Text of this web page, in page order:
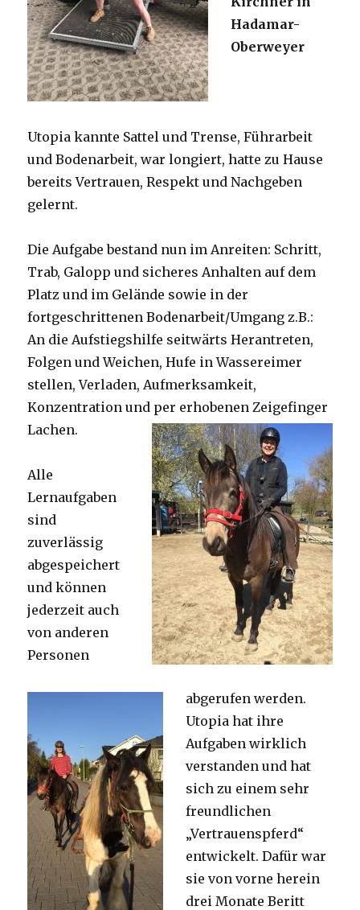
Hadamar-
Oberweyer
Utopia kannte Sattel und Trense, Führarbeit
und Bodenarbeit, war longiert, hatte zu Hause
bereits Vertrauen, Respekt und Nachgeben
gelernt.
Die Aufgabe bestand nun im Anreiten: Schritt,
Trab, Galopp und sicheres Anhalten auf dem
Platz und im Gelände sowie in der
fortgeschrittenen Bodenarbeit/Umgang z.B.:
An die Aufstiegshilfe seitwärts Herantreten,
Folgen und Weichen, Hufe in Wassereimer
stellen, Verladen, Aufmerksamkeit,
Konzentration und per erhobenen Zeigefinger
Lachen.
Alle
Lernaufgaben
sind
zuverlässig
abgespeichert
und können
jederzeit auch
von anderen
Personen
abgerufen werden.
Utopia hat ihre
Aufgaben wirklich
verstanden und hat
sich zu einem sehr
freundlichen
„Vertrauenspferd“
entwickelt. Dafür war
sie von vorneherein
drei Monate Beritt